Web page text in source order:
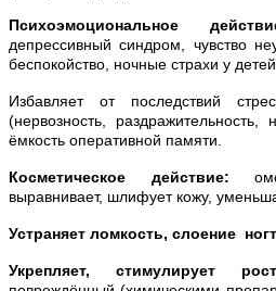
Психоэмоциональное
депрессивный синдром, чувство
беспокойство, ночные страхи у детей.
Избавляет от последствий
(нервозность,
ёмкость оперативной памяти.
Косметическое действие:
выравнивает, шлифует кожу,
Устраняет ломкость, слоение
Укрепляет, стимулирует